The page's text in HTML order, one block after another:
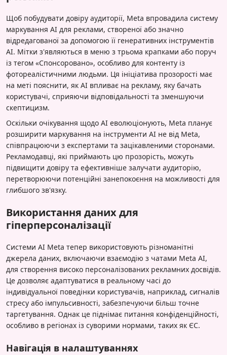
Щоб побудувати довіру аудиторії, Meta впровадила систему
маркування AI для реклами, створеної або значно
відредагованої за допомогою її генеративних інструментів
AI. Мітки з'являються в меню з трьома крапками або поруч
із тегом «Спонсоровано», особливо для контенту із
фотореалістичними людьми. Ця ініціатива прозорості має
на меті пояснити, як AI впливає на рекламу, яку бачать
користувачі, сприяючи відповідальності та зменшуючи
скептицизм.
Оскільки очікування щодо AI еволюціонують, Meta планує
розширити маркування на інструменти AI не від Meta,
співпрацюючи з експертами та зацікавленими сторонами.
Рекламодавці, які приймають цю прозорість, можуть
підвищити довіру та ефективніше залучати аудиторію,
перетворюючи потенційні занепокоєння на можливості для
глибшого зв'язку.
Використання даних для
гіперперсоналізації
Системи AI Meta тепер використовують різноманітні
джерела даних, включаючи взаємодію з чатами Meta AI,
для створення високо персоналізованих рекламних досвідів.
Це дозволяє адаптуватися в реальному часі до
індивідуальної поведінки користувачів, наприклад, сигналів
стресу або імпульсивності, забезпечуючи більш точне
таргетування. Однак це піднімає питання конфіденційності,
особливо в регіонах із суворими нормами, таких як ЄС.
Навігація в налаштуваннях